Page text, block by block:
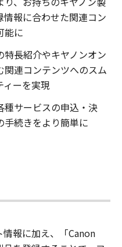
報に合わせた関連コン
能に
長紹介やキヤノンオン
関連コンテンツへのスム
ィーを実現
種サービスの申込・決
手続きをより簡単に
報に加え、「Canon